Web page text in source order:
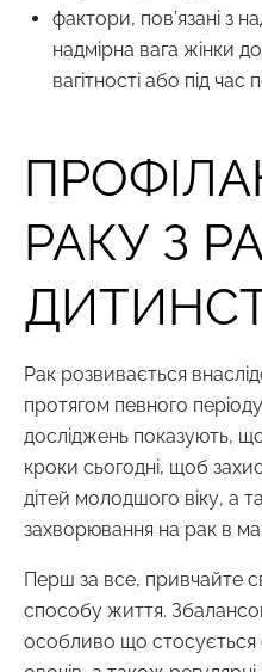
фактори, пов’язані з
надмірна вага жінки до
вагітності або під час
РАКУ З
Рак розвивається
протягом певного
досліджень показують,
кроки сьогодні, щоб
дітей молодшого віку, а
захворювання на рак в
Перш за все, привчайте
способу життя.
особливо що стосується